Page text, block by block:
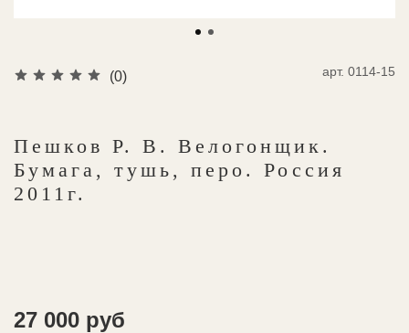
(0) арт. 0114-15
Пешков Р. В. Велогонщик.
Бумага, тушь, перо. Россия
2011г.
27 000 руб